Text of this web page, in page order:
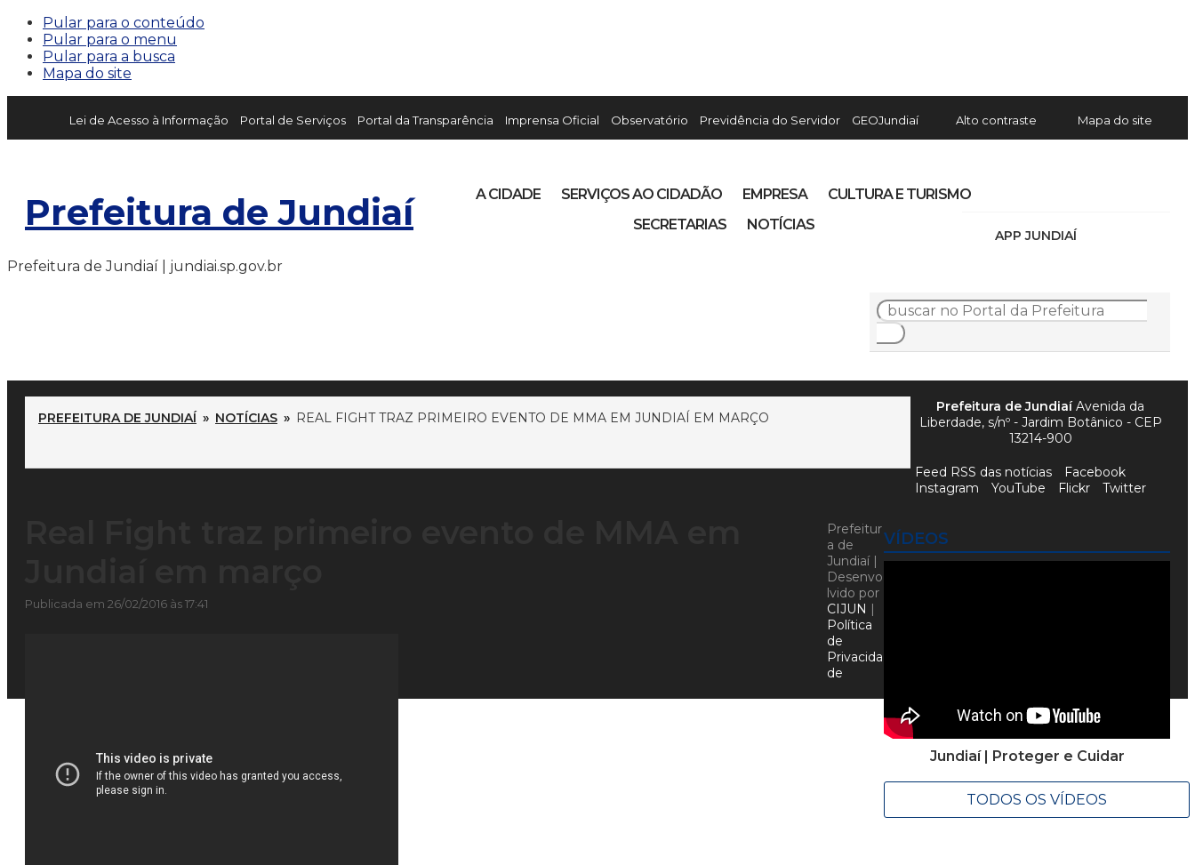
Pular para o conteúdo
Pular para o menu
Pular para a busca
Mapa do site
Lei de Acesso à Informação Portal de Serviços Portal da Transparência Imprensa Oficial Observatório Previdência do Servidor GEOJundiaí Alto contraste Mapa do site
Prefeitura de Jundiaí
APP JUNDIAÍ
A CIDADE SERVIÇOS AO CIDADÃO EMPRESA
CULTURA E TURISMO
SECRETARIAS
NOTÍCIAS
Prefeitura de Jundiaí | jundiai.sp.gov.br
PREFEITURA DE JUNDIAÍ » NOTÍCIAS » REAL FIGHT TRAZ PRIMEIRO EVENTO DE MMA EM JUNDIAÍ EM MARÇO
Publicada em 26/02/2016 às 17:41
VÍDEOS
Jundiaí | Proteger e Cuidar
TODOS OS VÍDEOS
Prefeitura de JundiaíAvenida da
Liberdade, s/nº - Jardim Botânico - CEP
13214-900
Feed RSS das notícias
Facebook
Instagram
YouTube Flickr Twitter
Prefeitur
a de
Jundiaí |
Desenvo
lvido por
CIJUN |
Política
de
Privacida
de